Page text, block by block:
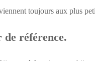
toujours aux plus
référence.